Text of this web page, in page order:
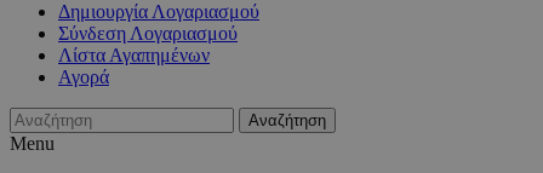
Δημιουργία Λογαριασμού
Σύνδεση Λογαριασμού
Λίστα Αγαπημένων
Αγορά
Αναζήτηση
Menu